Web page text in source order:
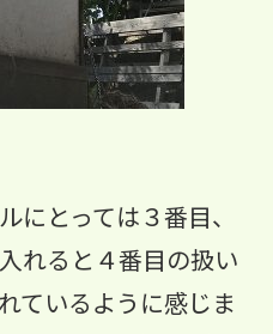
にとっては３番目、
れると４番目の扱い
ているように感じま